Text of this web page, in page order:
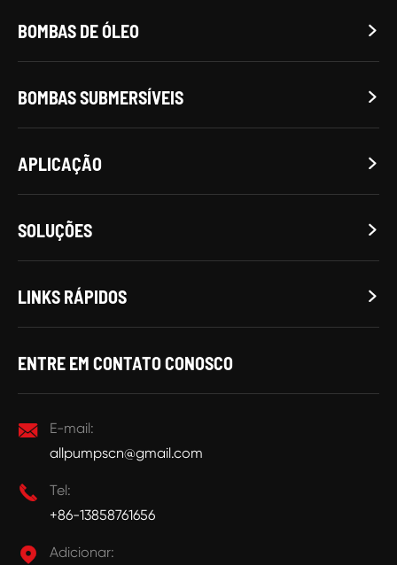
BOMBAS DE ÓLEO 
BOMBAS SUBMERSÍVEIS 
APLICAÇÃO 
SOLUÇÕES 
LINKS RÁPIDOS 
ENTRE EM CONTATO CONOSCO

E-mail:
allpumpscn@gmail.com

Tel:
+86-13858761656
 Adicionar: